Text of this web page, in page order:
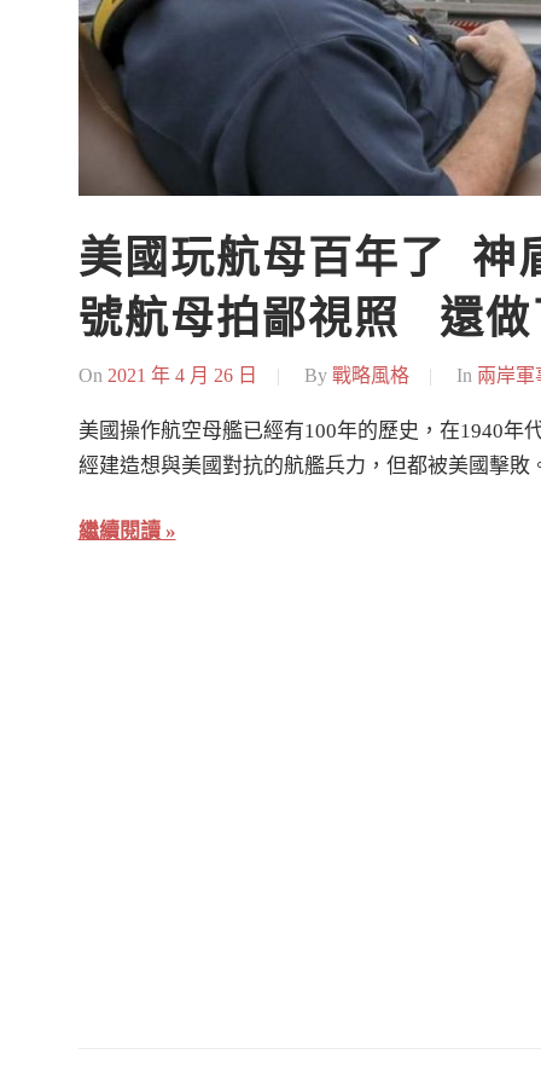
美國玩航母百年了  神
號航母拍鄙視照   還
On 2021 年 4 月 26 日 By 戰略風格 In 兩岸軍
美國操作航空母艦已經有100年的歷史，在1940年
經建造想與美國對抗的航艦兵力，但都被美國擊
繼續閱讀